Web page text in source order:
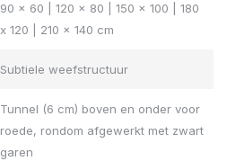
90 x 60 | 120 x 80 | 150 x 100 | 180
x 120 | 210 x 140 cm
Subtiele weefstructuur
Tunnel (6 cm) boven en onder voor
roede, rondom afgewerkt met zwart
garen